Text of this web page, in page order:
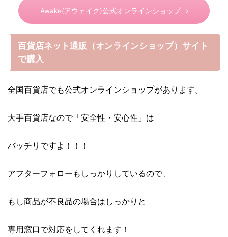
Awake(アウェイク)公式オンラインショップ
百貨店ネット通販（オンラインショップ）サイト
で購入
全国百貨店でも公式オンラインショップがあります。
大手百貨店なので「安全性・安心性」は
バッチリですよ！！！
アフターフォローもしっかりしているので、
もし商品が不良品の場合はしっかりと
専用窓口で対応をしてくれます！